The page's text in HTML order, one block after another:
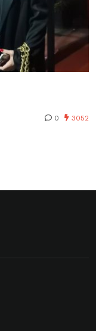
0 3052